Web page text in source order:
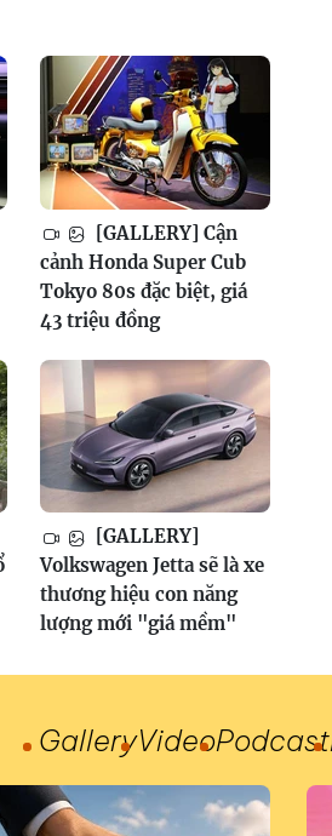
[GALLERY] Cận
cảnh Honda Super Cub
Tokyo 80s đặc biệt, giá
43 triệu đồng
[GALLERY]
Volkswagen Jetta sẽ là xe
thương hiệu con năng
lượng mới "giá mềm"
GalleryVideoPodcast